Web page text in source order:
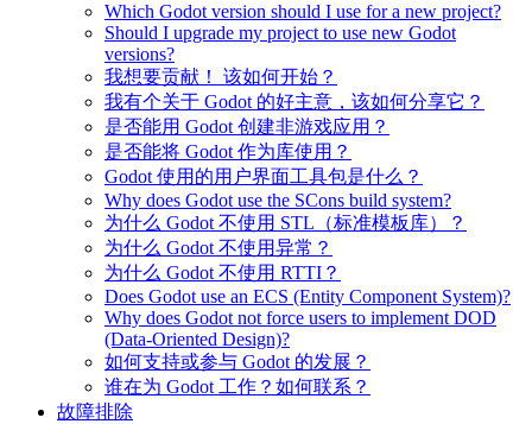
Which Godot version should I use for a new project?
Should I upgrade my project to use new Godot
versions?
我想要贡献！ 该如何开始？
我有个关于 Godot 的好主意，该如何分享它？
是否能用 Godot 创建非游戏应用？
是否能将 Godot 作为库使用？
Godot 使用的用户界面工具包是什么？
Why does Godot use the SCons build system?
为什么 Godot 不使用 STL（标准模板库）？
为什么 Godot 不使用异常？
为什么 Godot 不使用 RTTI？
Does Godot use an ECS (Entity Component System)?
Why does Godot not force users to implement DOD
(Data-Oriented Design)?
如何支持或参与 Godot 的发展？
谁在为 Godot 工作？如何联系？
故障排除